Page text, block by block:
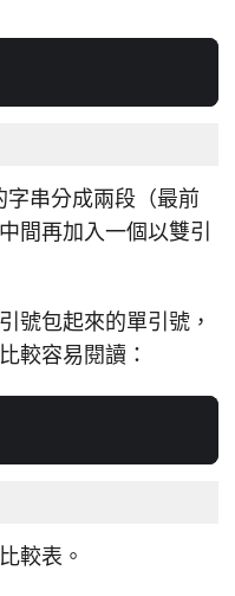
串分成兩段（最前
間再加入一個以雙引
號包起來的單引號，
較容易閱讀：
較表。